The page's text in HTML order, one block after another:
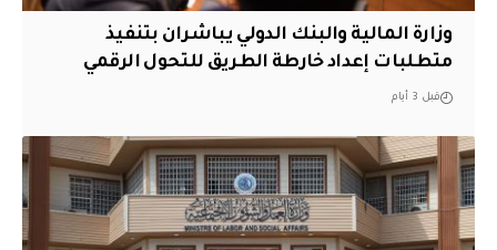
وزارة المالية والبنك الدولي يباشران بتنفيذ
متطلبات إعداد خارطة الطريق للتحول الرقمي
قبل 3 أيام